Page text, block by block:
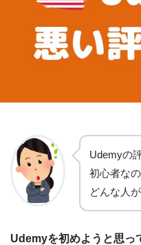
Udemyの
初心者な
どんな人
Udemyを初めようと思っ